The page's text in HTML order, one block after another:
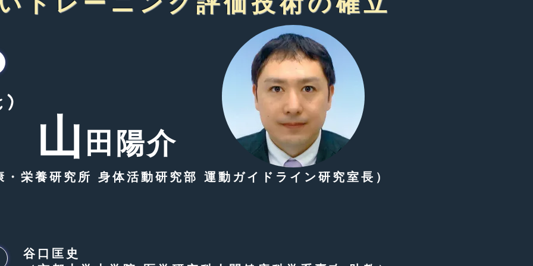
田陽介
・栄養研究所 身体活動研究部 運動ガイドライン研究室長）
​谷口匡史